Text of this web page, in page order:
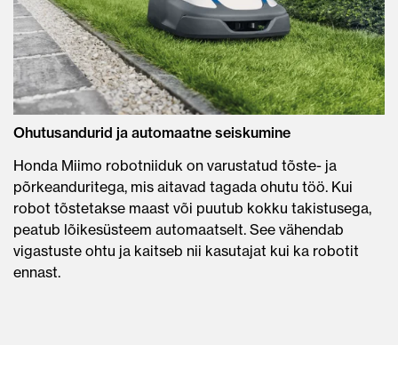
Ohutusandurid ja automaatne seiskumine
Honda Miimo robotniiduk on varustatud tõste- ja
põrkeanduritega, mis aitavad tagada ohutu töö. Kui
robot tõstetakse maast või puutub kokku takistusega,
peatub lõikesüsteem automaatselt. See vähendab
vigastuste ohtu ja kaitseb nii kasutajat kui ka robotit
ennast.